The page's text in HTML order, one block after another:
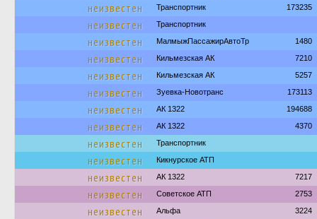
неизвестен Транспортник 173235
неизвестен Транспортник
неизвестен МалмыжПассажирАвтоТр 1480
неизвестен Кильмезская АК 7210
неизвестен Кильмезская АК 5257
неизвестен Зуевка-Новотранс 173113
неизвестен АК 1322 194688
неизвестен АК 1322 4370
неизвестен Транспортник
неизвестен Кикнурское АТП
неизвестен АК 1322 7217
неизвестен Советское АТП 2753
неизвестен Альфа 3224